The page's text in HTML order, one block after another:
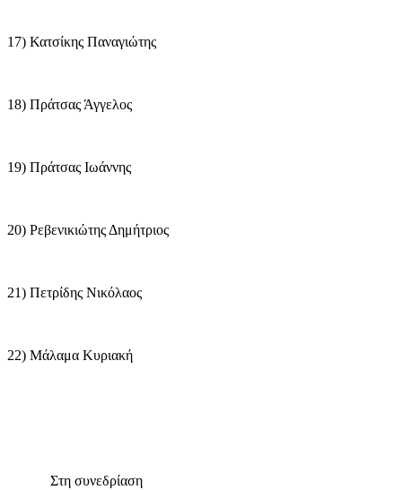
17) Κατσίκης Παναγιώτης
18) Πράτσας Άγγελος
19) Πράτσας Ιωάννης
20) Ρεβενικιώτης Δημήτριος
21) Πετρίδης Νικόλαος
22) Μάλαμα Κυριακή
Στη συνεδρίαση